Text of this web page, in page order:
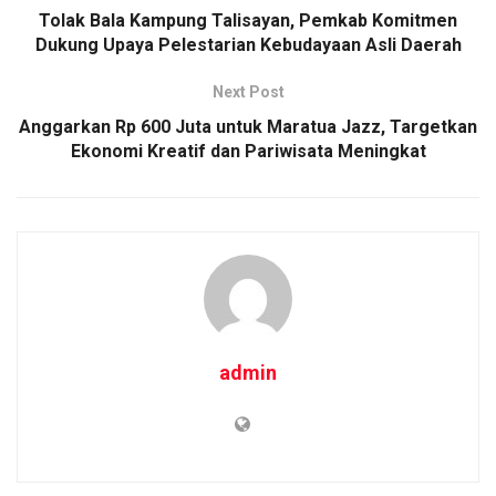
Tolak Bala Kampung Talisayan, Pemkab Komitmen
Dukung Upaya Pelestarian Kebudayaan Asli Daerah
Next Post
Anggarkan Rp 600 Juta untuk Maratua Jazz, Targetkan
Ekonomi Kreatif dan Pariwisata Meningkat
admin